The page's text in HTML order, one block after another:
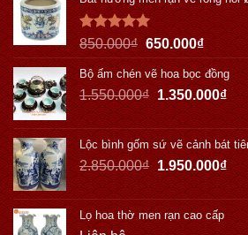
Được xếp
hạng5.00
5 sao
850.000₫ 650.000₫
Bộ ấm chén vẽ hoa bọc đồng
1.550.000₫ 1.350.000₫
Lộc bình gốm sứ vẽ cảnh bát
2.850.000₫ 1.950.000₫
Lọ hoa thờ men rạn cao cấp